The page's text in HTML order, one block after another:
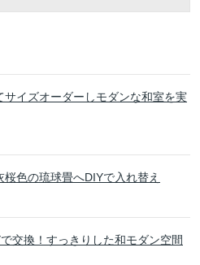
イズオーダーしモダンな和室を実
色の琉球畳へDIYで入れ替え
交換！すっきりした和モダン空間